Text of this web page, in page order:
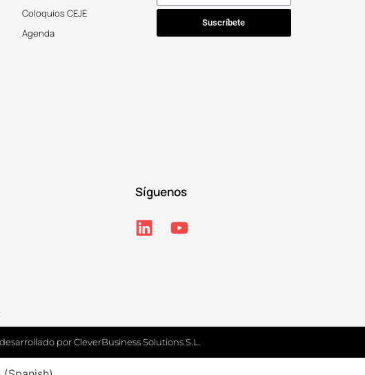
Coloquios CEJE
Agenda
Suscríbete
Síguenos
porCleverBusiness Solutions S.L.